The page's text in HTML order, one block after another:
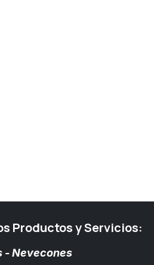
Productos y Servicios:
- Nevecones